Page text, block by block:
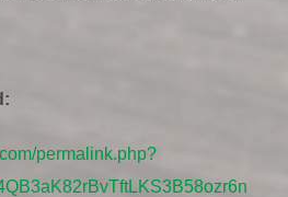
permalink.php?